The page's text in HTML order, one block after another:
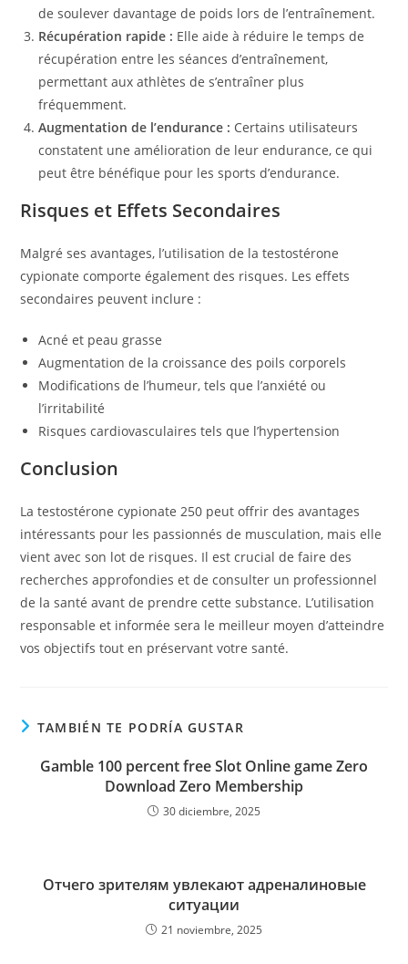
de soulever davantage de poids lors de l’entraînement.
Récupération rapide : Elle aide à réduire le temps de
récupération entre les séances d’entraînement,
permettant aux athlètes de s’entraîner plus
fréquemment.
Augmentation de l’endurance : Certains utilisateurs
constatent une amélioration de leur endurance, ce qui
peut être bénéfique pour les sports d’endurance.
Risques et Effets Secondaires
Malgré ses avantages, l’utilisation de la testostérone
cypionate comporte également des risques. Les effets
secondaires peuvent inclure :
Acné et peau grasse
Augmentation de la croissance des poils corporels
Modifications de l’humeur, tels que l’anxiété ou
l’irritabilité
Risques cardiovasculaires tels que l’hypertension
Conclusion
La testostérone cypionate 250 peut offrir des avantages
intéressants pour les passionnés de musculation, mais elle
vient avec son lot de risques. Il est crucial de faire des
recherches approfondies et de consulter un professionnel
de la santé avant de prendre cette substance. L’utilisation
responsable et informée sera le meilleur moyen d’atteindre
vos objectifs tout en préservant votre santé.
TAMBIÉN TE PODRÍA GUSTAR
Gamble 100 percent free Slot Online game Zero
Download Zero Membership
30 diciembre, 2025
Отчего зрителям увлекают адреналиновые
ситуации
21 noviembre, 2025